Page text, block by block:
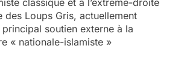
classique et à l’extrême-droite
des Loups Gris, actuellement
principal soutien externe à la
« nationale-islamiste »